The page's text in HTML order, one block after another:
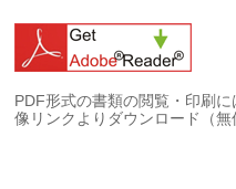
PDF形式の書類の閲覧・印刷
像リンクよりダウンロード（無